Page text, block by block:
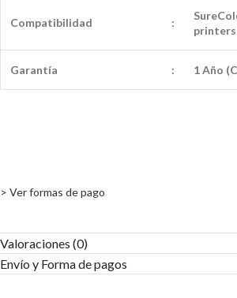
Compatibilidad :
printers
Garantía : 1 Año
> Ver formas de pago
Valoraciones (0)
Envío y Forma de pagos​